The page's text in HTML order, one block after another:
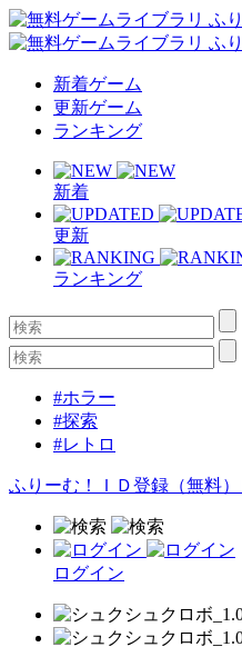
新着ゲーム
更新ゲーム
ランキング
新着
更新
ランキング
#ホラー
#探索
#レトロ
ふりーむ！ＩＤ登録（無料）
ログイン